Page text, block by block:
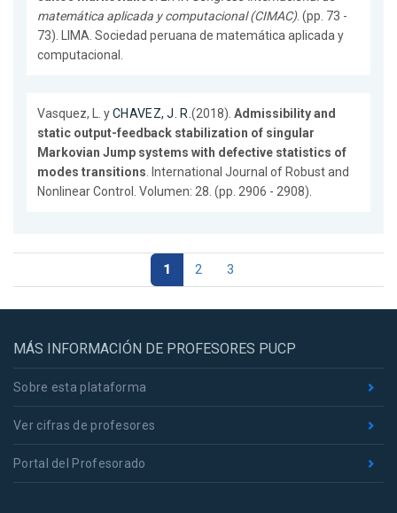
matemática aplicada y computacional (CIMAC). (pp. 73 -
73). LIMA. Sociedad peruana de matemática aplicada y
computacional.
Vasquez, L. yCHAVEZ, J. R.(2018). Admissibility and
static output-feedback stabilization of singular
Markovian Jump systems with defective statistics of
modes transitions. International Journal of Robust and
Nonlinear Control. Volumen: 28. (pp. 2906 - 2908).
1 2 3
MÁS INFORMACIÓN DE PROFESORES PUCP
Sobre esta plataforma
Ver cifras de profesores
Portal del Profesorado